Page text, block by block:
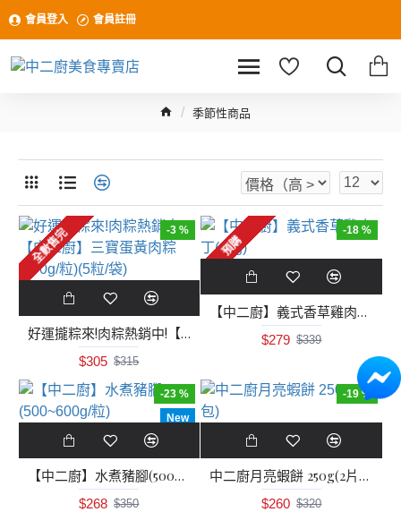
會員登入 會員註冊
季節性商品
-3 %
全數售完
好運攏粽來!肉粽熱銷中!【中二廚】三寶蛋黃肉粽(170g/粒)(5粒/袋)
$305 $315
-18 %
預購
【中二廚】義式香草雞肉丁(1kg)
$279 $339
New
-23 %
【中二廚】水煮豬腳(500~600g/粒)
$268 $350
-19 %
中二廚月亮蝦餅 250g(2片/包)
$260 $320